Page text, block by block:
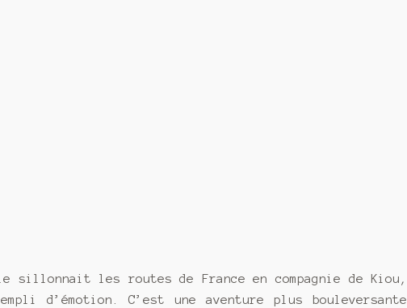
sillonnait les routes de France en compagnie de Kiou,
d’émotion. C’est une aventure plus bouleversante